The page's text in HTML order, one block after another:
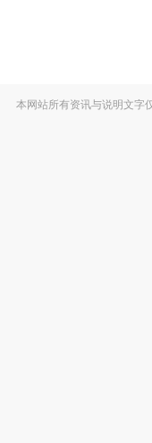
本网站所有资讯与说明文字